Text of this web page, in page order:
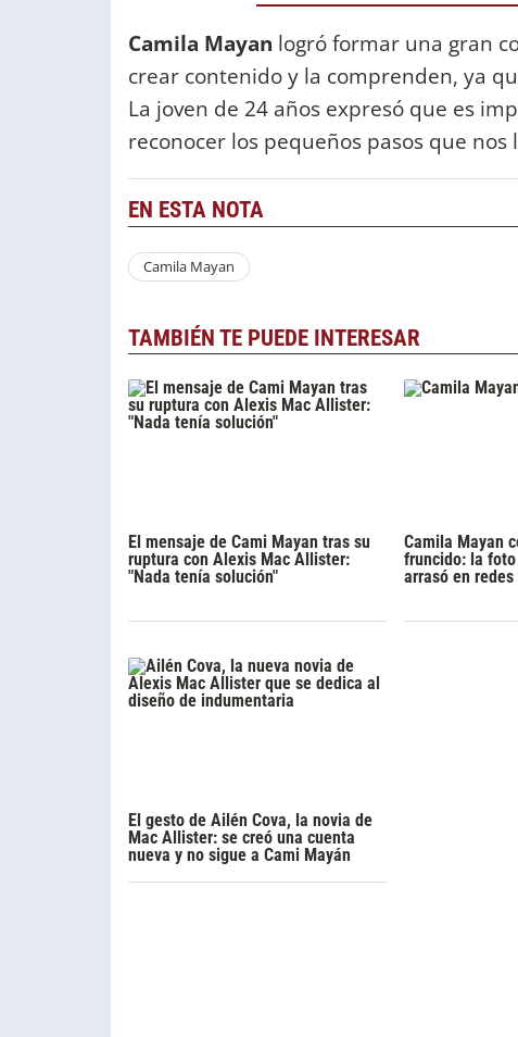
Camila Mayan logró formar una gran
crear contenido y la comprenden, ya
La joven de 24 años expresó que es
reconocer los pequeños pasos que
EN ESTA NOTA
Camila Mayan
TAMBIÉN TE PUEDE INTERESAR
El mensaje de Cami Mayan tras su
ruptura con Alexis Mac Allister:
"Nada tenía solución"
Camila Mayan
fruncido: la
arrasó en redes
El gesto de Ailén Cova, la novia de
Mac Allister: se creó una cuenta
nueva y no sigue a Cami Mayán